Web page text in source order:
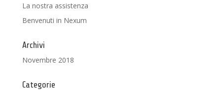
La nostra assistenza
Benvenuti in Nexum
Archivi
Novembre 2018
Categorie